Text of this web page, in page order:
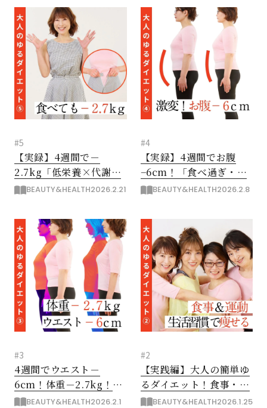
#5
【実録】4週間で－
2.7kg「低栄養×代謝低
下タイプ」食べても痩せ
BEAUTY&HEALTH2026.2.21
#4
【実録】4週間でお腹
−6cm！「食べ過ぎ・リ
ズム乱れタイプ」痩せた
BEAUTY&HEALTH2026.2.8
#3
4週間でウエスト－
6cm！体重－2.7kg！
【タイプ別・簡単ゆるダ
BEAUTY&HEALTH2026.2.1
#2
【実践編】大人の簡単ゆ
るダイエット！食事・運
動・生活習慣で痩せ体質
BEAUTY&HEALTH2026.1.25